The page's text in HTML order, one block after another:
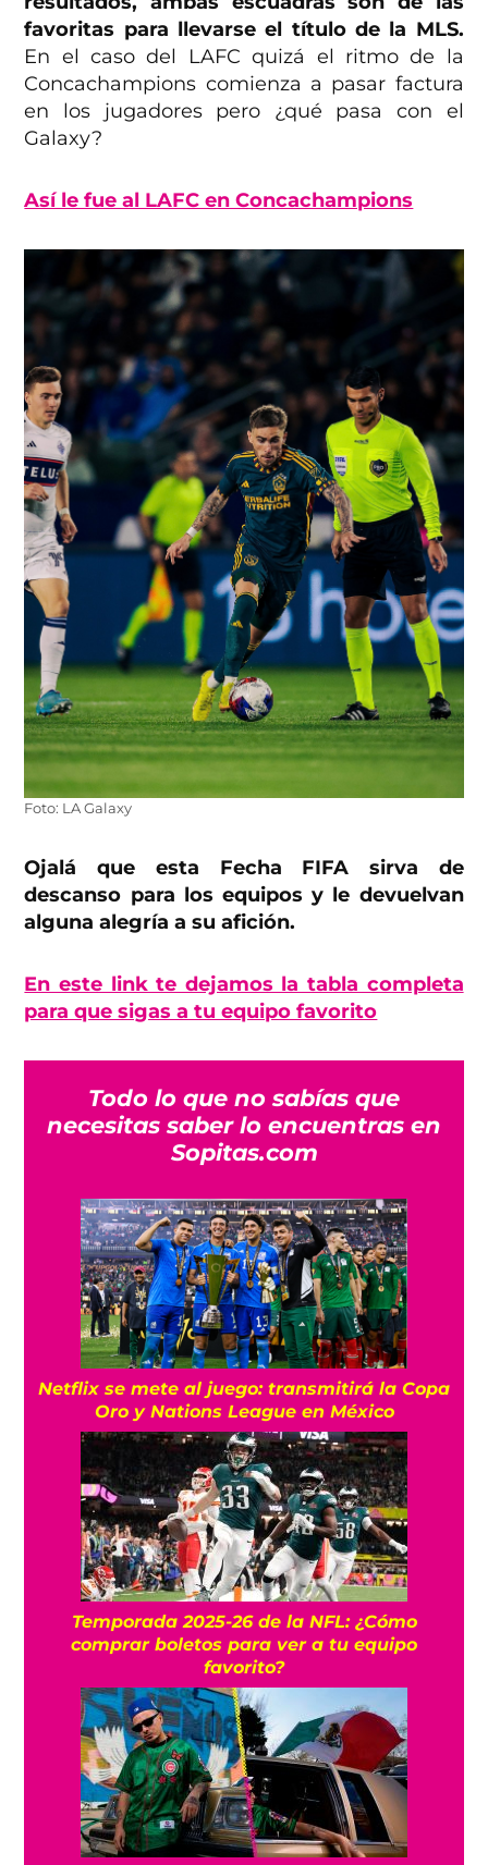
favoritas para llevarse el título de la MLS.
En el caso del LAFC quizá el ritmo de la
Concachampions comienza a pasar factura
en los jugadores pero ¿qué pasa con el
Galaxy?
Así le fue al LAFC en Concachampions
Foto: LA Galaxy
Ojalá que esta Fecha FIFA sirva de
descanso para los equipos y le devuelvan
alguna alegría a su afición.
En este link te dejamos la tabla completa
para que sigas a tu equipo favorito
Todo lo que no sabías que
necesitas saber lo encuentras en
Sopitas.com
Netflix se mete al juego: transmitirá la Copa
Oro y Nations League en México
Temporada 2025-26 de la NFL: ¿Cómo
comprar boletos para ver a tu equipo
favorito?